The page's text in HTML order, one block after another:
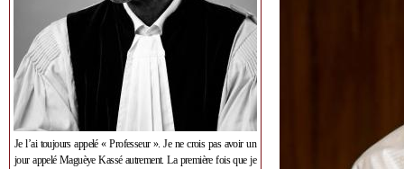
Je l’ai toujours appelé « Professeur ». Je ne crois pas avoir un
jour appelé Maguèye Kassé autrement. La première fois que je